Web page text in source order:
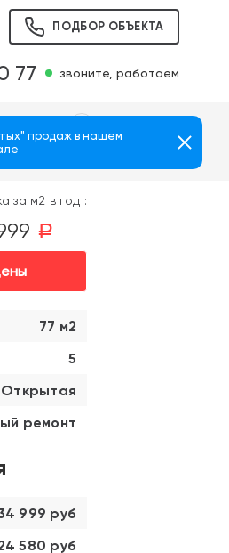
ПОДБОР ОБЪЕКТА
77 звоните, работаем
за м2 в год :
a
77 м2
5
Открытая
ремонт
999 руб
580 руб
продаж в нашем